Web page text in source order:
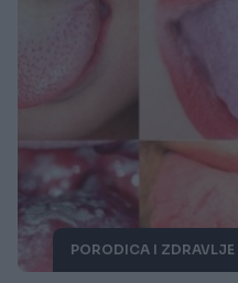
PORODICA I ZDRAVLJE